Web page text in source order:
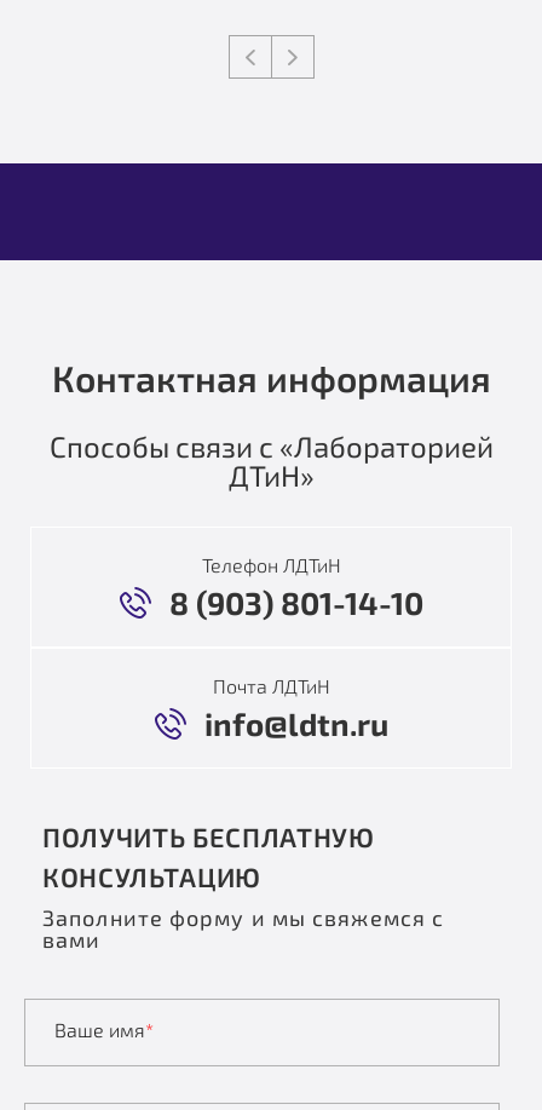
Контактная информация
Способы связи с «Лабораторией
ДТиН»
Телефон ЛДТиН
8 (903) 801-14-10
Почта ЛДТиН
info@ldtn.ru
ПОЛУЧИТЬ БЕСПЛАТНУЮ
КОНСУЛЬТАЦИЮ
Заполните форму и мы свяжемся с
вами
Ваше имя*